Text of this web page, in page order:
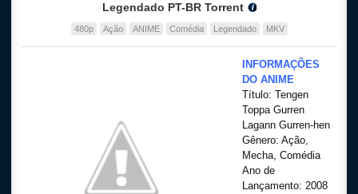
Legendado PT-BR Torrent
480p Ação ANIME Comédia Legendado MKV
INFORMAÇÕES
DO ANIME
Título: Tengen
Toppa Gurren
Lagann Gurren-hen
Gênero: Ação,
Mecha, Comédia
Ano de
Lançamento: 2008